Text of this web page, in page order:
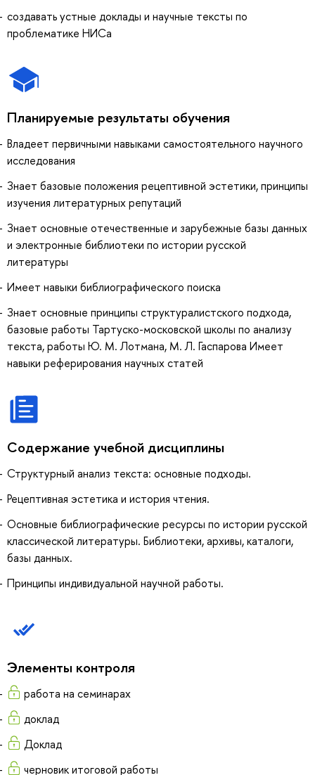
создавать устные доклады и научные тексты по
проблематике НИСа
Планируемые результаты обучения
Владеет первичными навыками самостоятельного научного
исследования
Знает базовые положения рецептивной эстетики, принципы
изучения литературных репутаций
Знает основные отечественные и зарубежные базы данных
и электронные библиотеки по истории русской
литературы
Имеет навыки библиографического поиска
Знает основные принципы структуралистского подхода,
базовые работы Тартуско-московской школы по анализу
текста, работы Ю. М. Лотмана, М. Л. Гаспарова Имеет
навыки реферирования научных статей
Содержание учебной дисциплины
Структурный анализ текста: основные подходы.
Рецептивная эстетика и история чтения.
Основные библиографические ресурсы по истории русской
классической литературы. Библиотеки, архивы, каталоги,
базы данных.
Принципы индивидуальной научной работы.
Элементы контроля
работа на семинарах
доклад
Доклад
черновик итоговой работы